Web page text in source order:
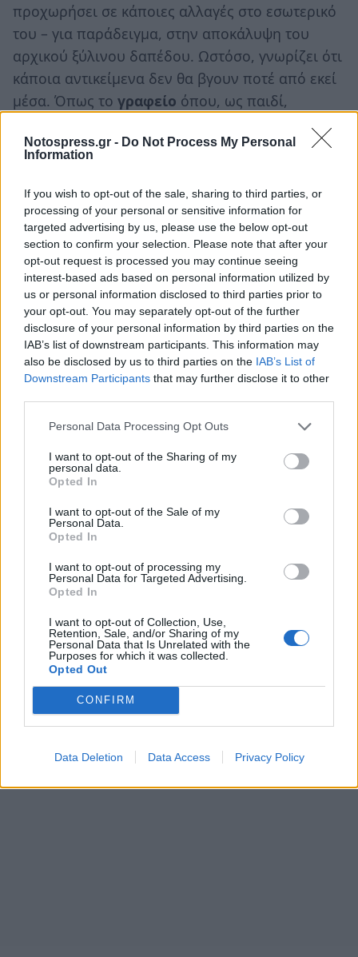
Notospress.gr - Do Not Process My Personal
Information
If you wish to opt-out of the sale, sharing to third parties, or
processing of your personal or sensitive information for
targeted advertising by us, please use the below opt-out
section to confirm your selection. Please note that after your
opt-out request is processed you may continue seeing
interest-based ads based on personal information utilized by
us or personal information disclosed to third parties prior to
your opt-out. You may separately opt-out of the further
disclosure of your personal information by third parties on the
IAB’s list of downstream participants. This information may
also be disclosed by us to third parties on the IAB’s List of
Downstream Participants that may further disclose it to other
Personal Data Processing Opt Outs
I want to opt-out of the Sharing of my
personal data.
Opted In
I want to opt-out of the Sale of my
Personal Data.
Opted In
I want to opt-out of processing my
Personal Data for Targeted Advertising.
Opted In
I want to opt-out of Collection, Use,
Retention, Sale, and/or Sharing of my
Personal Data that Is Unrelated with the
Purposes for which it was collected.
Opted Out
CONFIRM
Data Deletion Data Access Privacy Policy
προχωρήσει σε κάποιες αλλαγές στο εσωτερικό
του – για παράδειγμα, στην αποκάλυψη του
αρχικού ξύλινου δαπέδου. Ωστόσο, γνωρίζει ότι
κάποια αντικείμενα δεν θα βγουν ποτέ από εκεί
μέσα. Όπως το γραφείο όπου, ως παιδί,
ονειρευόταν ένα μέλλον το οποίο έγινε τελικά
πραγματικότητα.
https://www.instagram.com/p/CkghD1vt1lA
Πηγή: marieclaire.gr
Ακολουθήστε τοnotospress.grστο Google News και
μάθετε πρώτοιόλες τις ειδήσεις
TAGS: ΗΠΑ ΣΠΙΤΙ